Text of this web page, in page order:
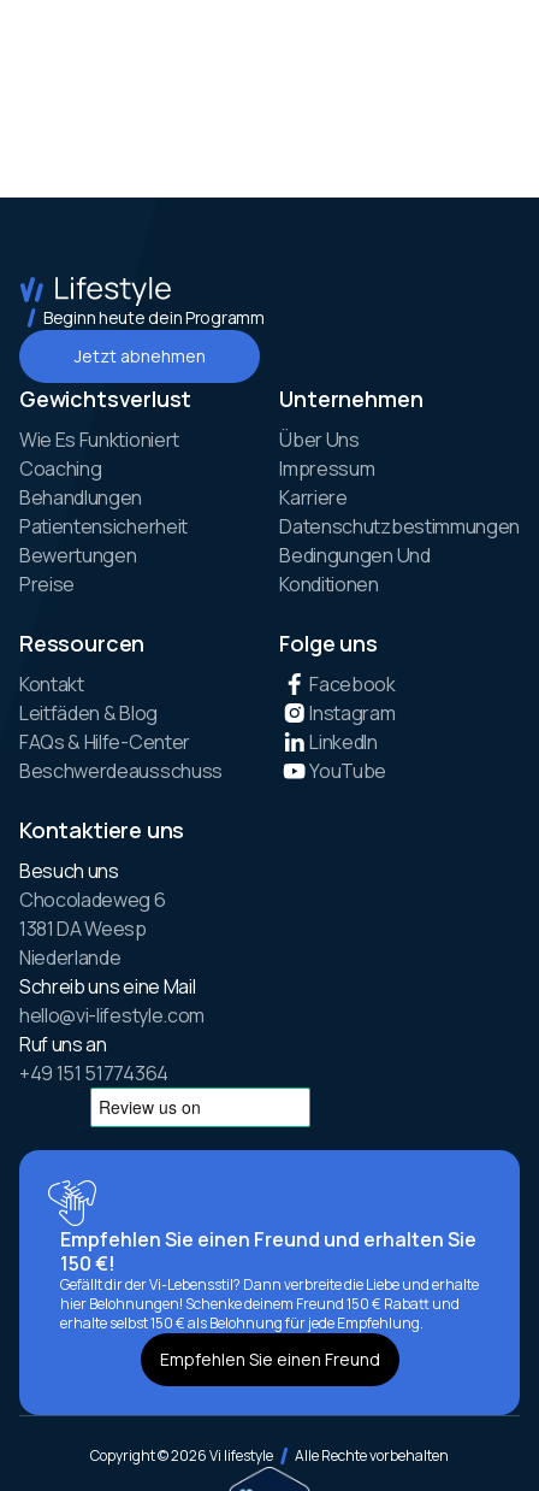
Beginn heute dein Programm
Jetzt abnehmen
Gewichtsverlust
Wie Es Funktioniert
Coaching
Behandlungen
Patientensicherheit
Bewertungen
Preise
Unternehmen
Über Uns
Impressum
Karriere
Datenschutzbestimmungen
Bedingungen Und
Konditionen
Ressourcen
Kontakt
Leitfäden & Blog
FAQs & Hilfe-Center
Beschwerdeausschuss
Folge uns
Facebook
Instagram
LinkedIn
YouTube
Kontaktiere uns
Besuch uns
Chocoladeweg 6
1381 DA Weesp
Niederlande
Schreib uns eine Mail
hello@vi-lifestyle.com
Ruf uns an
+49 151 51774364
Empfehlen Sie einen Freund und erhalten Sie
150 €!
Gefällt dir der Vi-Lebensstil? Dann verbreite die Liebe und erhalte
hier Belohnungen! Schenke deinem Freund 150 € Rabatt und
erhalte selbst 150 € als Belohnung für jede Empfehlung.
Empfehlen Sie einen Freund
Copyright © 2026 Vi lifestyle Alle Rechte vorbehalten